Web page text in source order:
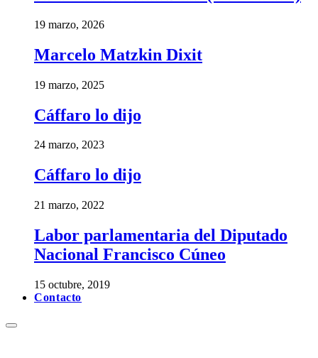
19 marzo, 2026
Marcelo Matzkin Dixit
19 marzo, 2025
Cáffaro lo dijo
24 marzo, 2023
Cáffaro lo dijo
21 marzo, 2022
Labor parlamentaria del Diputado
Nacional Francisco Cúneo
15 octubre, 2019
Contacto